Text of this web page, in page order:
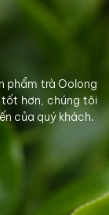
phẩm trà Oolong
hơn, chúng tôi
của quý khách.